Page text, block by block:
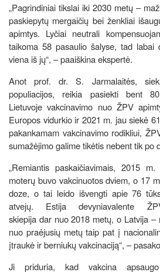
„Pagrindiniai tikslai iki 2030 metų –
paskiepytų mergaičių bei ženkliai
apimtys. Lyčiai neutrali
taikoma 58 pasaulio šalyse, tad labai
viena iš jų“, – paaiškina ekspertė.
Anot prof. dr. S. Jarmalaitės,
populiacijos, reikia pasiekti bent
Lietuvoje vakcinavimo nuo ŽPV
Europos vidurkio ir 2021 m. jau siekė
pakankamam vakcinavimo rodikliui,
sumažėjimo galime tikėtis nebent tik po
„Remiantis paskaičiavimais, 2015
moterų buvo vakcinuotos dviem, o 17
doze, o tai leido išvengti apie 76
atvejų. Estija devyniavalente
skiepija dar nuo 2018 metų, o Latvija
nuo praėjusių metų taip pat į
įtraukė ir berniukų vakcinaciją“, –
Ji priduria, kad vakcina